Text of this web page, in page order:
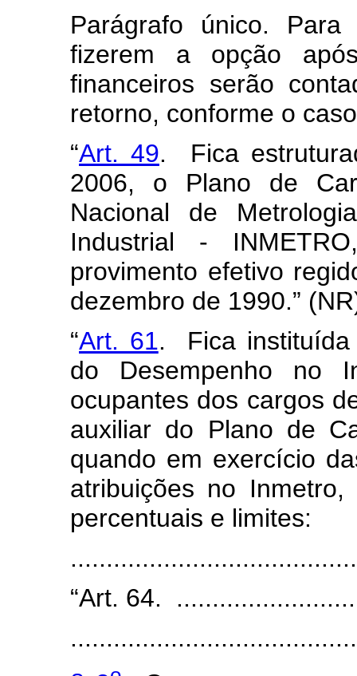
Parágrafo único.
fizerem a opção
financeiros serão
retorno, conforme o
“Art. 49. Fica
2006, o Plano de
Nacional de
Industrial -
provimento efetivo
dezembro de 1990.”
“Art. 61. Fica instituída
do Desempenho no
ocupantes dos cargos
auxiliar do Plano de
quando em exercício
atribuições no
percentuais e limites:
“Art. 64.